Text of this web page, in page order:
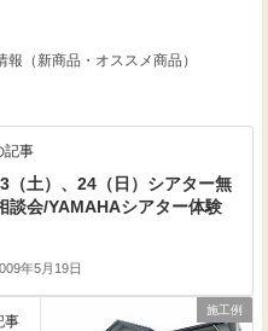
報（新商品・オススメ商品）
記事
（土）、24（日）シアター無
談会/YAMAHAシアター体験
年5月19日
施工例
事